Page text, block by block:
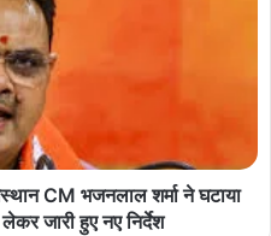
CM भजनलाल शर्मा ने घटाया
जारी हुए नए निर्देश